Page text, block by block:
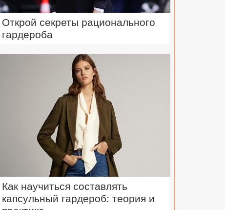
Открой секреты рационального
гардероба
Как научиться составлять
капсульный гардероб: теория и